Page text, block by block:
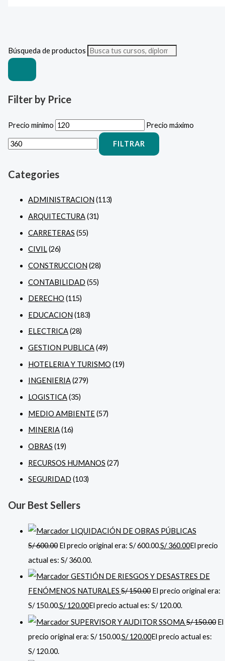
Búsqueda de productos
Filter by Price
Precio mínimo Precio máximo
FILTRAR
Categories
ADMINISTRACION (113)
ARQUITECTURA(31)
CARRETERAS (55)
CIVIL(26)
CONSTRUCCION (28)
CONTABILIDAD (55)
DERECHO (115)
EDUCACION (183)
ELECTRICA(28)
GESTION PUBLICA(49)
HOTELERIA Y TURISMO (19)
INGENIERIA(279)
LOGISTICA(35)
MEDIO AMBIENTE(57)
MINERIA(16)
OBRAS (19)
RECURSOS HUMANOS (27)
SEGURIDAD (103)
Our Best Sellers
LIQUIDACIÓN DE OBRAS PÚBLICAS
S/600.00 El precio original era: S/ 600.00.S/360.00El precio
actual es: S/ 360.00.
GESTIÓN DE RIESGOS Y DESASTRES DE
FENÓMENOS NATURALES S/150.00 El precio original era:
S/ 150.00.S/120.00El precio actual es: S/ 120.00.
SUPERVISOR Y AUDITOR SSOMAS/150.00 El
precio original era: S/ 150.00.S/120.00El precio actual es:
S/ 120.00.